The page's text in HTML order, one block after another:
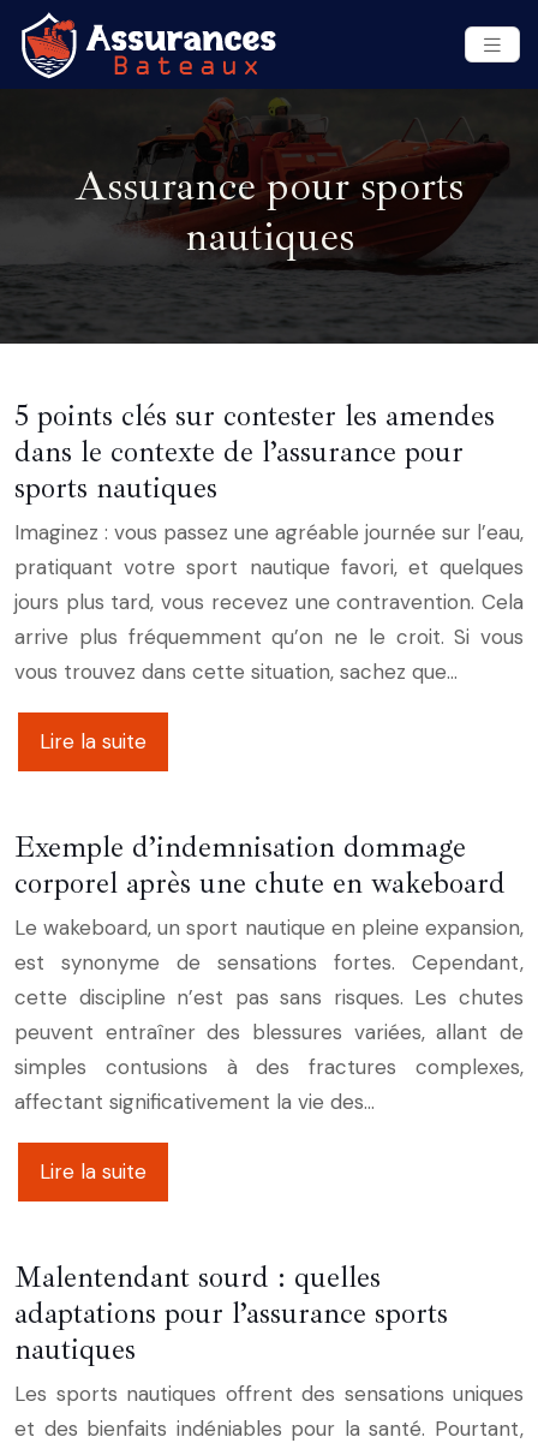
Assurance pour sports
nautiques
5 points clés sur contester les amendes
dans le contexte de l’assurance pour
sports nautiques
Imaginez : vous passez une agréable journée sur l’eau,
pratiquant votre sport nautique favori, et quelques
jours plus tard, vous recevez une contravention. Cela
arrive plus fréquemment qu’on ne le croit. Si vous
vous trouvez dans cette situation, sachez que…
Lire la suite
Exemple d’indemnisation dommage
corporel après une chute en wakeboard
Le wakeboard, un sport nautique en pleine expansion,
est synonyme de sensations fortes. Cependant,
cette discipline n’est pas sans risques. Les chutes
peuvent entraîner des blessures variées, allant de
simples contusions à des fractures complexes,
affectant significativement la vie des…
Lire la suite
Malentendant sourd : quelles
adaptations pour l’assurance sports
nautiques
Les sports nautiques offrent des sensations uniques
et des bienfaits indéniables pour la santé. Pourtant,